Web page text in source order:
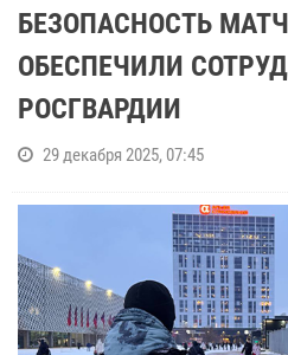
БЕЗОПАСНОСТЬ
ОБЕСПЕЧИЛИ
РОСГВАРДИИ
29 декабря 2025, 07:45